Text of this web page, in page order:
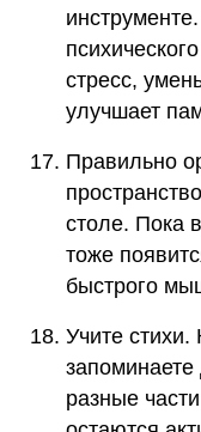
стресс,
улучшает
Правильно
столе. Пока
тоже
быстрого
Учите стихи.
разные